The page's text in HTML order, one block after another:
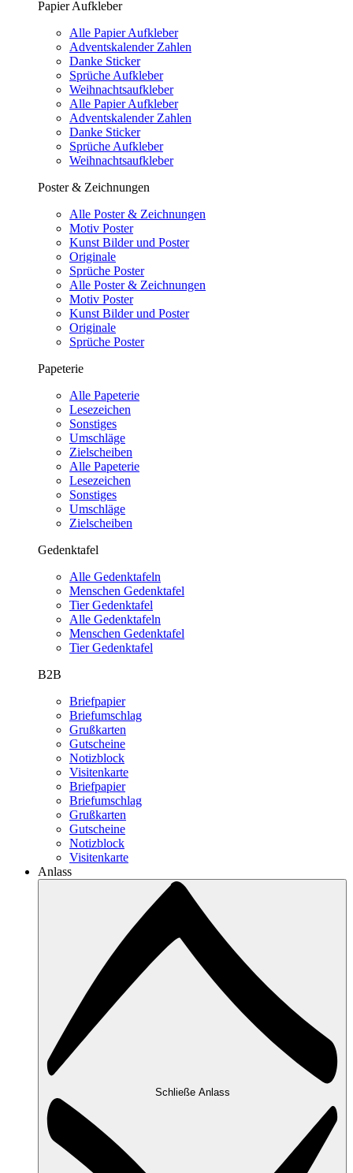
Papier Aufkleber
Alle Papier Aufkleber
Adventskalender Zahlen
Danke Sticker
Sprüche Aufkleber
Weihnachtsaufkleber
Alle Papier Aufkleber
Adventskalender Zahlen
Danke Sticker
Sprüche Aufkleber
Weihnachtsaufkleber
Poster & Zeichnungen
Alle Poster & Zeichnungen
Motiv Poster
Kunst Bilder und Poster
Originale
Sprüche Poster
Alle Poster & Zeichnungen
Motiv Poster
Kunst Bilder und Poster
Originale
Sprüche Poster
Papeterie
Alle Papeterie
Lesezeichen
Sonstiges
Umschläge
Zielscheiben
Alle Papeterie
Lesezeichen
Sonstiges
Umschläge
Zielscheiben
Gedenktafel
Alle Gedenktafeln
Menschen Gedenktafel
Tier Gedenktafel
Alle Gedenktafeln
Menschen Gedenktafel
Tier Gedenktafel
B2B
Briefpapier
Briefumschlag
Grußkarten
Gutscheine
Notizblock
Visitenkarte
Briefpapier
Briefumschlag
Grußkarten
Gutscheine
Notizblock
Visitenkarte
Anlass
Schließe Anlass